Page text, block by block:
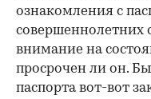
ознакомления с
совершеннолетних
внимание на
просрочен ли он.
паспорта вот-вот